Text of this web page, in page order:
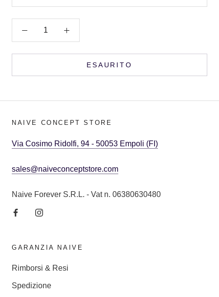
ESAURITO
NAIVE CONCEPT STORE
Via Cosimo Ridolfi, 94 - 50053 Empoli (FI)
sales@naiveconceptstore.com
Naive Forever S.R.L. - Vat n. 06380630480
GARANZIA NAIVE
Rimborsi & Resi
Spedizione